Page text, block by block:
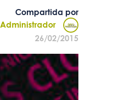
Compartida por
Administrador
26/02/2015